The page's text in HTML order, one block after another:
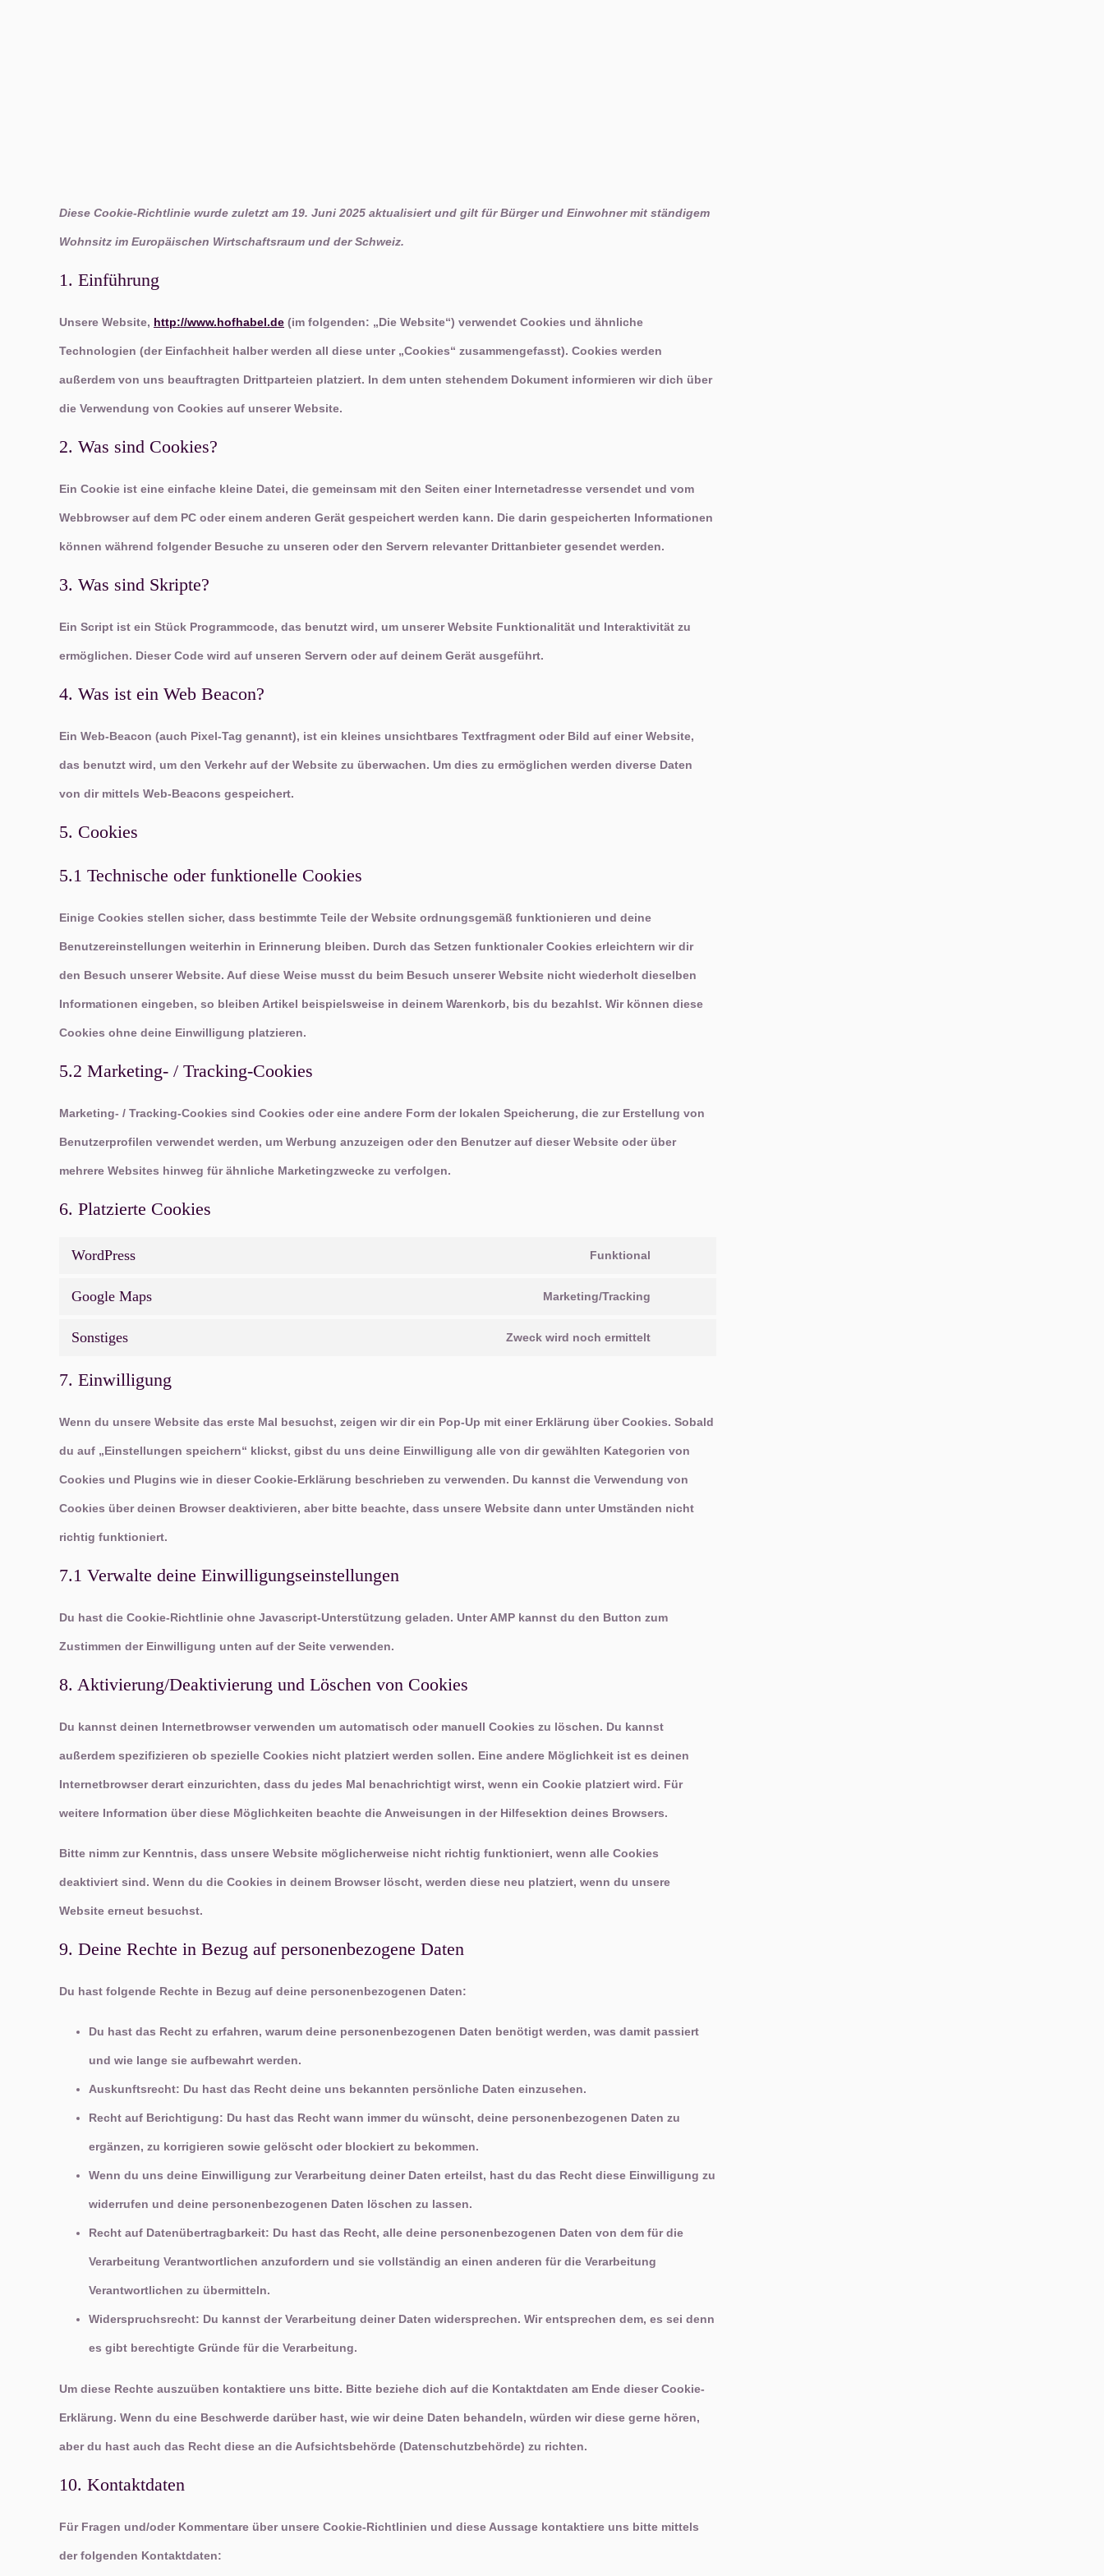
Diese Cookie-Richtlinie wurde zuletzt am 19. Juni 2025 aktualisiert und gilt für Bürger und Einwohner mit ständigem
Wohnsitz im Europäischen Wirtschaftsraum und der Schweiz.
1. Einführung
Unsere Website, http://www.hofhabel.de (im folgenden: „Die Website“) verwendet Cookies und ähnliche
Technologien (der Einfachheit halber werden all diese unter „Cookies“ zusammengefasst). Cookies werden
außerdem von uns beauftragten Drittparteien platziert. In dem unten stehendem Dokument informieren wir dich über
die Verwendung von Cookies auf unserer Website.
2. Was sind Cookies?
Ein Cookie ist eine einfache kleine Datei, die gemeinsam mit den Seiten einer Internetadresse versendet und vom
Webbrowser auf dem PC oder einem anderen Gerät gespeichert werden kann. Die darin gespeicherten Informationen
können während folgender Besuche zu unseren oder den Servern relevanter Drittanbieter gesendet werden.
3. Was sind Skripte?
Ein Script ist ein Stück Programmcode, das benutzt wird, um unserer Website Funktionalität und Interaktivität zu
ermöglichen. Dieser Code wird auf unseren Servern oder auf deinem Gerät ausgeführt.
4. Was ist ein Web Beacon?
Ein Web-Beacon (auch Pixel-Tag genannt), ist ein kleines unsichtbares Textfragment oder Bild auf einer Website,
das benutzt wird, um den Verkehr auf der Website zu überwachen. Um dies zu ermöglichen werden diverse Daten
von dir mittels Web-Beacons gespeichert.
5. Cookies
5.1 Technische oder funktionelle Cookies
Einige Cookies stellen sicher, dass bestimmte Teile der Website ordnungsgemäß funktionieren und deine
Benutzereinstellungen weiterhin in Erinnerung bleiben. Durch das Setzen funktionaler Cookies erleichtern wir dir
den Besuch unserer Website. Auf diese Weise musst du beim Besuch unserer Website nicht wiederholt dieselben
Informationen eingeben, so bleiben Artikel beispielsweise in deinem Warenkorb, bis du bezahlst. Wir können diese
Cookies ohne deine Einwilligung platzieren.
5.2 Marketing- / Tracking-Cookies
Marketing- / Tracking-Cookies sind Cookies oder eine andere Form der lokalen Speicherung, die zur Erstellung von
Benutzerprofilen verwendet werden, um Werbung anzuzeigen oder den Benutzer auf dieser Website oder über
mehrere Websites hinweg für ähnliche Marketingzwecke zu verfolgen.
6. Platzierte Cookies
WordPress
Funktional
Google Maps
Marketing/Tracking
maps
Sonstiges
Zweck wird noch ermittelt
7. Einwilligung
Wenn du unsere Website das erste Mal besuchst, zeigen wir dir ein Pop-Up mit einer Erklärung über Cookies. Sobald
du auf „Einstellungen speichern“ klickst, gibst du uns deine Einwilligung alle von dir gewählten Kategorien von
Cookies und Plugins wie in dieser Cookie-Erklärung beschrieben zu verwenden. Du kannst die Verwendung von
Cookies über deinen Browser deaktivieren, aber bitte beachte, dass unsere Website dann unter Umständen nicht
richtig funktioniert.
7.1 Verwalte deine Einwilligungseinstellungen
Du hast die Cookie-Richtlinie ohne Javascript-Unterstützung geladen. Unter AMP kannst du den Button zum
Zustimmen der Einwilligung unten auf der Seite verwenden.
8. Aktivierung/Deaktivierung und Löschen von Cookies
Du kannst deinen Internetbrowser verwenden um automatisch oder manuell Cookies zu löschen. Du kannst
außerdem spezifizieren ob spezielle Cookies nicht platziert werden sollen. Eine andere Möglichkeit ist es deinen
Internetbrowser derart einzurichten, dass du jedes Mal benachrichtigt wirst, wenn ein Cookie platziert wird. Für
weitere Information über diese Möglichkeiten beachte die Anweisungen in der Hilfesektion deines Browsers.
Bitte nimm zur Kenntnis, dass unsere Website möglicherweise nicht richtig funktioniert, wenn alle Cookies
deaktiviert sind. Wenn du die Cookies in deinem Browser löscht, werden diese neu platziert, wenn du unsere
Website erneut besuchst.
9. Deine Rechte in Bezug auf personenbezogene Daten
Du hast folgende Rechte in Bezug auf deine personenbezogenen Daten:
Du hast das Recht zu erfahren, warum deine personenbezogenen Daten benötigt werden, was damit passiert
und wie lange sie aufbewahrt werden.
Auskunftsrecht: Du hast das Recht deine uns bekannten persönliche Daten einzusehen.
Recht auf Berichtigung: Du hast das Recht wann immer du wünscht, deine personenbezogenen Daten zu
ergänzen, zu korrigieren sowie gelöscht oder blockiert zu bekommen.
Wenn du uns deine Einwilligung zur Verarbeitung deiner Daten erteilst, hast du das Recht diese Einwilligung zu
widerrufen und deine personenbezogenen Daten löschen zu lassen.
Recht auf Datenübertragbarkeit: Du hast das Recht, alle deine personenbezogenen Daten von dem für die
Verarbeitung Verantwortlichen anzufordern und sie vollständig an einen anderen für die Verarbeitung
Verantwortlichen zu übermitteln.
Widerspruchsrecht: Du kannst der Verarbeitung deiner Daten widersprechen. Wir entsprechen dem, es sei denn
es gibt berechtigte Gründe für die Verarbeitung.
Um diese Rechte auszuüben kontaktiere uns bitte. Bitte beziehe dich auf die Kontaktdaten am Ende dieser Cookie-
Erklärung. Wenn du eine Beschwerde darüber hast, wie wir deine Daten behandeln, würden wir diese gerne hören,
aber du hast auch das Recht diese an die Aufsichtsbehörde (Datenschutzbehörde) zu richten.
10. Kontaktdaten
Für Fragen und/oder Kommentare über unsere Cookie-Richtlinien und diese Aussage kontaktiere uns bitte mittels
der folgenden Kontaktdaten: